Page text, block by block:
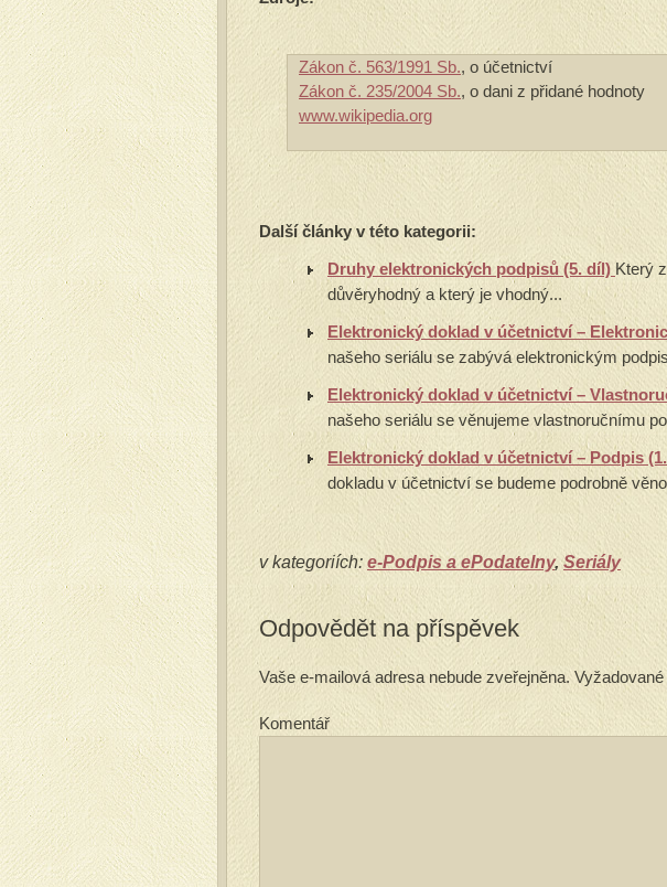
Zákon č. 563/1991 Sb., o účetnictví
Zákon č. 235/2004 Sb., o dani z přidané hodnoty
www.wikipedia.org
Další články v této kategorii:
Druhy elektronických podpisů (5. díl) Který
důvěryhodný a který je vhodný...
Elektronický doklad v účetnictví –
našeho seriálu se zabývá elektronickým
Elektronický doklad v účetnictví –
našeho seriálu se věnujeme vlastnoručnímu
Elektronický doklad v účetnictví – Podpis
dokladu v účetnictví se budeme podrobně
v kategoriích: e-Podpis a ePodatelny,Seriály
Odpovědět na příspěvek
Vaše e-mailová adresa nebude zveřejněna.
Komentář